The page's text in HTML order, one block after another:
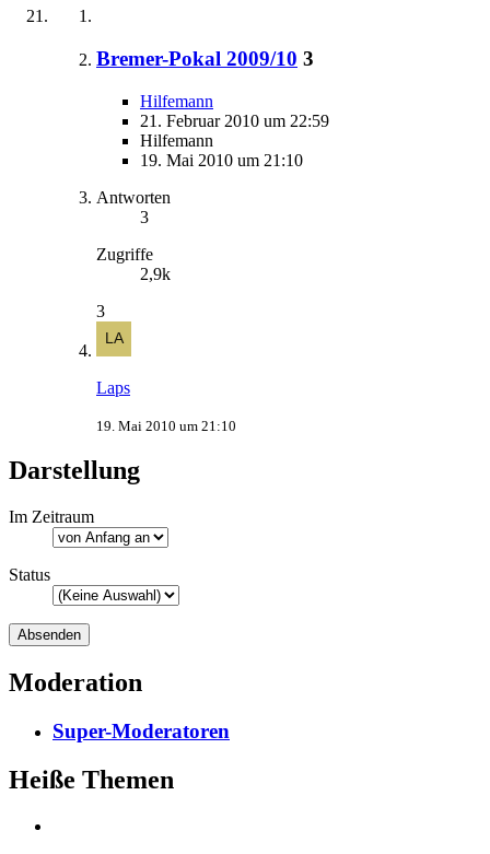
Bremer-Pokal 2009/10 3
Hilfemann
21. Februar 2010 um 22:59
Hilfemann
19. Mai 2010 um 21:10
Antworten
3
Zugriffe
2,9k
3
Laps
19. Mai 2010 um 21:10
Darstellung
Im Zeitraum
Status
Moderation
Super-Moderatoren
Heiße Themen